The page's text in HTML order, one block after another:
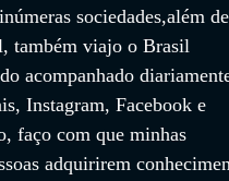
sociedades,além
também viajo o Brasil
acompanhado
Instagram, Facebook e
faço com que minhas
adquirirem